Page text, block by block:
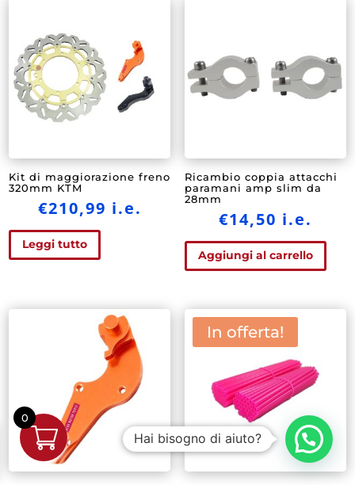
Kit di maggiorazione freno
320mm KTM
€210,99 i.e.
Leggi tutto
Ricambio coppia attacchi
paramani amp slim da
28mm
€14,50 i.e.
Aggiungi al carrello
In offerta!
0
Hai bisogno di aiuto?